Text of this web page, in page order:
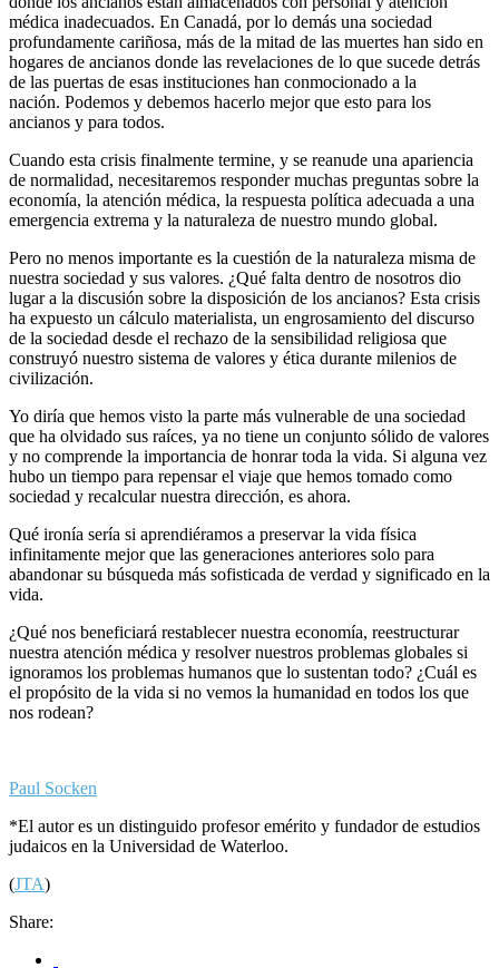
médica inadecuados. En Canadá, por lo demás una sociedad
profundamente cariñosa, más de la mitad de las muertes han sido en
hogares de ancianos donde las revelaciones de lo que sucede detrás
de las puertas de esas instituciones han conmocionado a la
nación. Podemos y debemos hacerlo mejor que esto para los
ancianos y para todos.
Cuando esta crisis finalmente termine, y se reanude una apariencia
de normalidad, necesitaremos responder muchas preguntas sobre la
economía, la atención médica, la respuesta política adecuada a una
emergencia extrema y la naturaleza de nuestro mundo global.
Pero no menos importante es la cuestión de la naturaleza misma de
nuestra sociedad y sus valores. ¿Qué falta dentro de nosotros dio
lugar a la discusión sobre la disposición de los ancianos? Esta crisis
ha expuesto un cálculo materialista, un engrosamiento del discurso
de la sociedad desde el rechazo de la sensibilidad religiosa que
construyó nuestro sistema de valores y ética durante milenios de
civilización.
Yo diría que hemos visto la parte más vulnerable de una sociedad
que ha olvidado sus raíces, ya no tiene un conjunto sólido de valores
y no comprende la importancia de honrar toda la vida. Si alguna vez
hubo un tiempo para repensar el viaje que hemos tomado como
sociedad y recalcular nuestra dirección, es ahora.
Qué ironía sería si aprendiéramos a preservar la vida física
infinitamente mejor que las generaciones anteriores solo para
abandonar su búsqueda más sofisticada de verdad y significado en la
vida.
¿Qué nos beneficiará restablecer nuestra economía, reestructurar
nuestra atención médica y resolver nuestros problemas globales si
ignoramos los problemas humanos que lo sustentan todo? ¿Cuál es
el propósito de la vida si no vemos la humanidad en todos los que
nos rodean?
Paul Socken
*El autor es un distinguido profesor emérito y fundador de estudios
judaicos en la Universidad de Waterloo.
(JTA)
Share: